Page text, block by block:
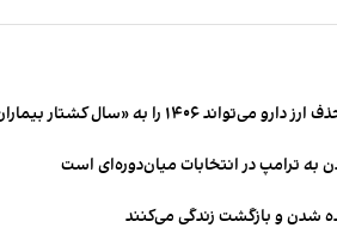
کشتار بیماران» تبدیل کند
به ترامپ در انتخابات میان‌دوره‌ای است
شدن و بازگشت زندگی می‌کنند